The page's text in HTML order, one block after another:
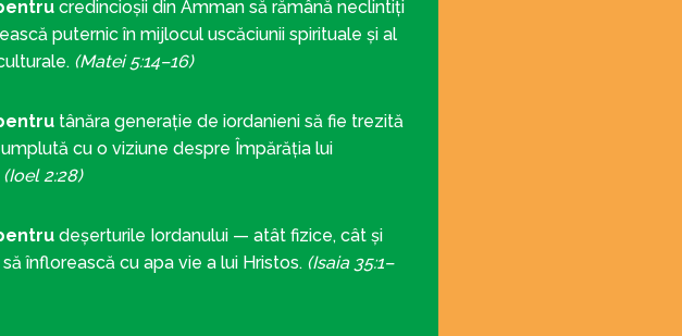
credincioșii din Amman să rămână neclintiți
puternic în mijlocul uscăciunii spirituale și al
(Matei 5:14–16)
tânăra generație de iordanieni să fie trezită
cu o viziune despre Împărăția lui
(Ioel 2:28)
deșerturile Iordanului — atât fizice, cât și
înflorească cu apa vie a lui Hristos. (Isaia 35:1–